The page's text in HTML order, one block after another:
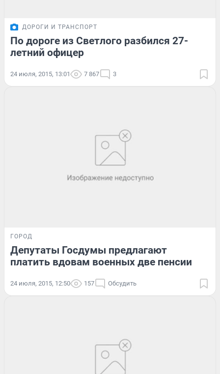
ДОРОГИ И ТРАНСПОРТ
По дороге из Светлого разбился 27-
летний офицер
24 июля, 2015, 13:01 7 867 3
ГОРОД
Депутаты Госдумы предлагают
платить вдовам военных две пенсии
24 июля, 2015, 12:50 157 Обсудить